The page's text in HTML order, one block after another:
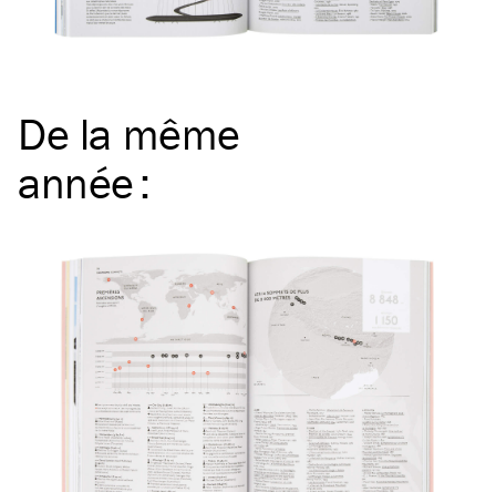
De la même
année: